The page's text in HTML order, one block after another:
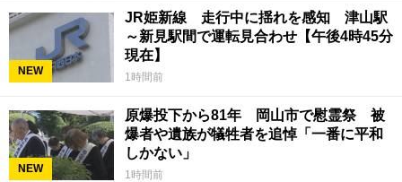
NEW
JR姫新線 走行中に揺れを感知 津山駅
～新見駅間で運転見合わせ【午後4時45分
現在】
1時間前
NEW
原爆投下から81年 岡山市で慰霊祭 被
爆者や遺族が犠牲者を追悼「一番に平和
しかない」
1時間前